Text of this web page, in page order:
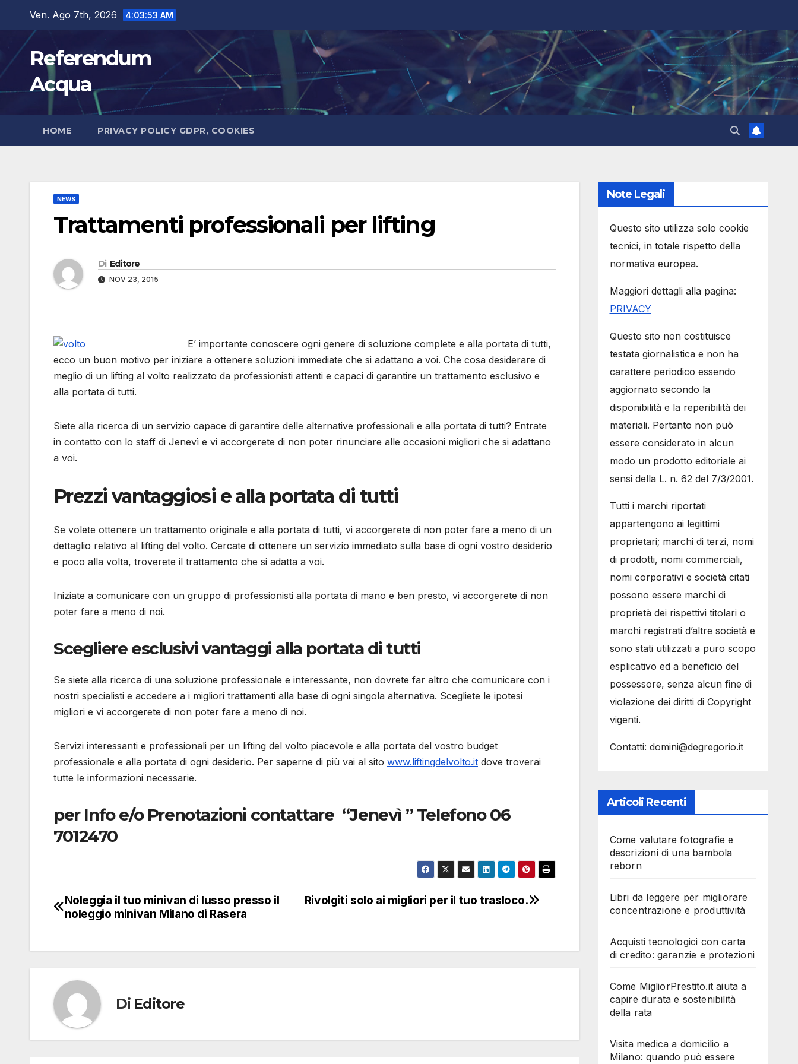
contenuto
Ven. Ago 7th, 2026 4:03:54 AM
Referendum
Acqua
HOME PRIVACY POLICY GDPR, COOKIES
NEWS
Trattamenti professionali per lifting
Di Editore
NOV 23, 2015
E’ importante conoscere ogni genere di soluzione complete e alla portata di tutti,
ecco un buon motivo per iniziare a ottenere soluzioni immediate che si adattano a voi. Che cosa desiderare di
meglio di un lifting al volto realizzato da professionisti attenti e capaci di garantire un trattamento esclusivo e
alla portata di tutti.
Siete alla ricerca di un servizio capace di garantire delle alternative professionali e alla portata di tutti? Entrate
in contatto con lo staff di Jenevì e vi accorgerete di non poter rinunciare alle occasioni migliori che si adattano
a voi.
Prezzi vantaggiosi e alla portata di tutti
Se volete ottenere un trattamento originale e alla portata di tutti, vi accorgerete di non poter fare a meno di un
dettaglio relativo al lifting del volto. Cercate di ottenere un servizio immediato sulla base di ogni vostro desiderio
e poco alla volta, troverete il trattamento che si adatta a voi.
Iniziate a comunicare con un gruppo di professionisti alla portata di mano e ben presto, vi accorgerete di non
poter fare a meno di noi.
Scegliere esclusivi vantaggi alla portata di tutti
Se siete alla ricerca di una soluzione professionale e interessante, non dovrete far altro che comunicare con i
nostri specialisti e accedere a i migliori trattamenti alla base di ogni singola alternativa. Scegliete le ipotesi
migliori e vi accorgerete di non poter fare a meno di noi.
Servizi interessanti e professionali per un lifting del volto piacevole e alla portata del vostro budget
professionale e alla portata di ogni desiderio. Per saperne di più vai al sito www.liftingdelvolto.it dove troverai
tutte le informazioni necessarie.
per Info e/o Prenotazioni contattare “Jenevì ” Telefono 06
7012470
Navigazione
Rivolgiti solo ai migliori per il tuo trasloco.
Noleggia il tuo minivan di lusso presso il
noleggio minivan Milano di Rasera
Di Editore
Note Legali
Questo sito utilizza solo cookie
tecnici, in totale rispetto della
normativa europea.
Maggiori dettagli alla pagina:
PRIVACY
Questo sito non costituisce
testata giornalistica e non ha
carattere periodico essendo
aggiornato secondo la
disponibilità e la reperibilità dei
materiali. Pertanto non può
essere considerato in alcun
modo un prodotto editoriale ai
sensi della L. n. 62 del 7/3/2001.
Tutti i marchi riportati
appartengono ai legittimi
proprietari; marchi di terzi, nomi
di prodotti, nomi commerciali,
nomi corporativi e società citati
possono essere marchi di
proprietà dei rispettivi titolari o
marchi registrati d’altre società e
sono stati utilizzati a puro scopo
esplicativo ed a beneficio del
possessore, senza alcun fine di
violazione dei diritti di Copyright
vigenti.
Contatti: domini@degregorio.it
Articoli Recenti
Come valutare fotografie e
descrizioni di una bambola
reborn
Libri da leggere per migliorare
concentrazione e produttività
Acquisti tecnologici con carta
di credito: garanzie e protezioni
Come MigliorPrestito.it aiuta a
capire durata e sostenibilità
della rata
Visita medica a domicilio a
Milano: quando può essere